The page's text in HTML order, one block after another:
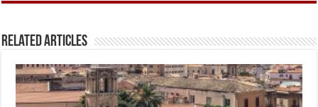
Related Articles